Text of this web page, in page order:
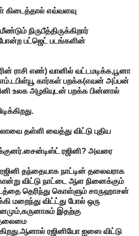
எவ்வளவு
நிருபீத்திருக்கிறார்
போன்ற பட்ஜெட் படங்களின்
ராசி எண்) வானில் வட்டமடிக்க,பூனா
கார்கள் பறக்க(எவன் அப்பன்
உலக அழகியுடன் பறக்க பின்னால்
தள்ளி வைத்து விட்டு புதிய
ரஜினி? அவரை
தந்தையாக நாட்டின் தலைவராக
விட்டு நாட்டை ஆள நினைக்கும்
தெரிந்து கொள்ளும் சாருஹாசன்
மறைந்து விட்ட்து போல் ஒரு
இதற்கு
ரஜினியோ ஐஸை விட்டு